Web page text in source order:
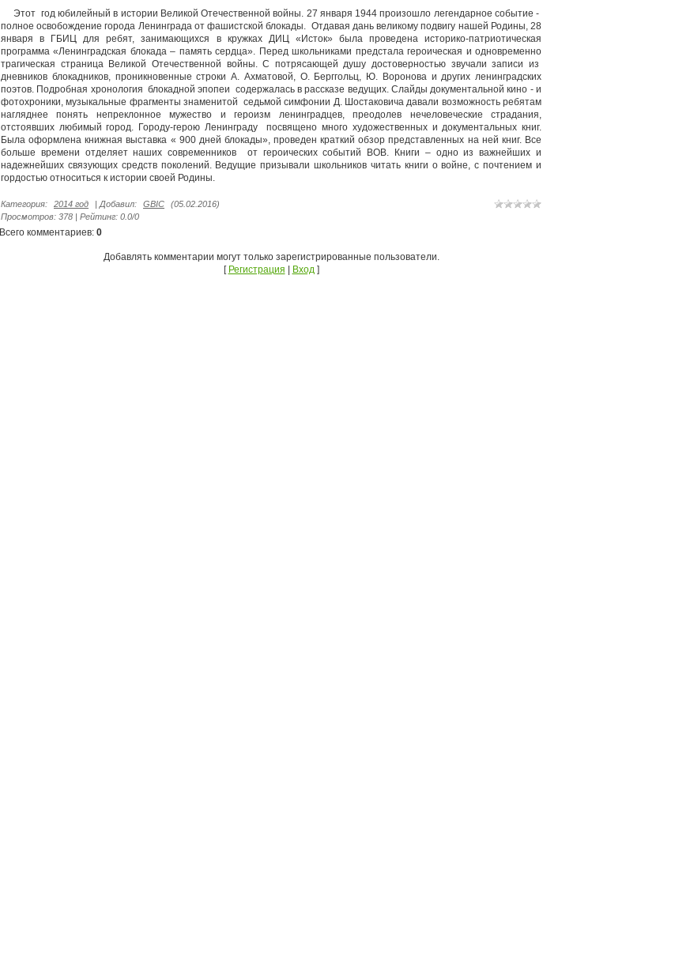
Этот год юбилейный в истории Великой Отечественной войны. 27 января 1944 произошло легендарное событие -
полное освобождение города Ленинграда от фашистской блокады. Отдавая дань великому подвигу нашей Родины, 28
января в ГБИЦ для ребят, занимающихся в кружках ДИЦ «Исток» была проведена историко-патриотическая
программа «Ленинградская блокада – память сердца». Перед школьниками предстала героическая и одновременно
трагическая страница Великой Отечественной войны. С потрясающей душу достоверностью звучали записи из
дневников блокадников, проникновенные строки А. Ахматовой, О. Берггольц, Ю. Воронова и других ленинградских
поэтов. Подробная хронология блокадной эпопеи содержалась в рассказе ведущих. Слайды документальной кино - и
фотохроники, музыкальные фрагменты знаменитой седьмой симфонии Д. Шостаковича давали возможность ребятам
нагляднее понять непреклонное мужество и героизм ленинградцев, преодолев нечеловеческие страдания,
отстоявших любимый город. Городу-герою Ленинграду посвящено много художественных и документальных книг.
Была оформлена книжная выставка « 900 дней блокады», проведен краткий обзор представленных на ней книг. Все
больше времени отделяет наших современников от героических событий ВОВ. Книги – одно из важнейших и
надежнейших связующих средств поколений. Ведущие призывали школьников читать книги о войне, с почтением и
гордостью относиться к истории своей Родины.
Категория: 2014 год | Добавил: GBIC
(05.02.2016)
Просмотров: 378 | Рейтинг: 0.0/0
Всего комментариев: 0
Добавлять комментарии могут только зарегистрированные пользователи.
[ Регистрация Вход]